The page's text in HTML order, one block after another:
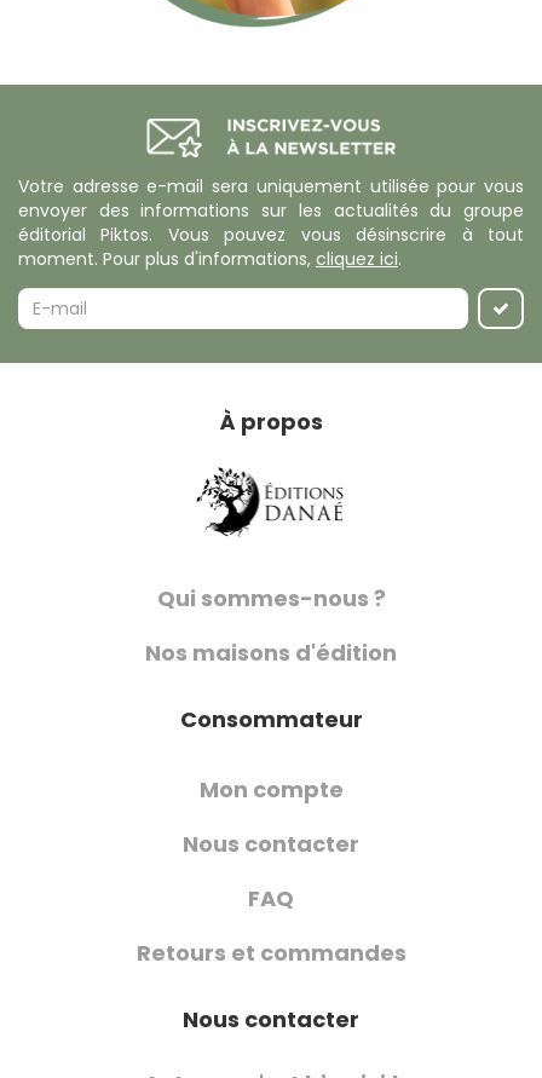
Votre adresse e-mail sera uniquement utilisée pour vous
envoyer des informations sur les actualités du groupe
éditorial Piktos. Vous pouvez vous désinscrire à tout
moment. Pour plus d'informations, cliquez ici.
À propos
Qui sommes-nous ?
Nos maisons d'édition
Consommateur
Mon compte
Nous contacter
FAQ
Retours et commandes
Nous contacter